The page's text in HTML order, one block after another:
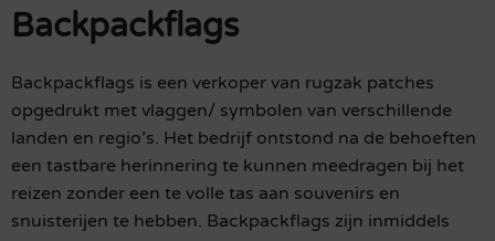
Backpackflags
Backpackflags is een verkoper van rugzak patches
opgedrukt met vlaggen/ symbolen van verschillende
landen en regio’s. Het bedrijf ontstond na de behoeften
een tastbare herinnering te kunnen meedragen bij het
reizen zonder een te volle tas aan souvenirs en
snuisterijen te hebben. Backpackflags zijn inmiddels